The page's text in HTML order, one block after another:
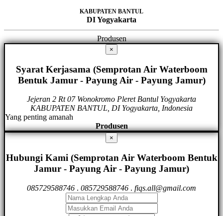
KABUPATEN BANTUL
DI Yogyakarta
Produsen
×
Syarat Kerjasama (Semprotan Air Waterboom
Bentuk Jamur - Payung Air - Payung Jamur)
Jejeran 2 Rt 07 Wonokromo Pleret Bantul Yogyakarta
KABUPATEN BANTUL, DI Yogyakarta, Indonesia
Yang penting amanah
Produsen
×
Hubungi Kami (Semprotan Air Waterboom Bentuk
Jamur - Payung Air - Payung Jamur)
085729588746 . 085729588746 . fiqs.all@gmail.com